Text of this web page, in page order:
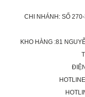
CHI NHÁNH: SỐ
KHO HÀNG :81